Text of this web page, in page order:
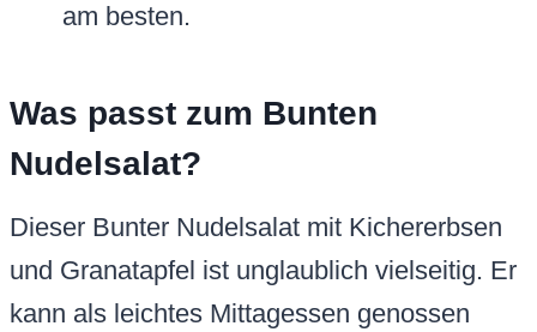
am besten.
Was passt zum Bunten
Nudelsalat?
Dieser Bunter Nudelsalat mit Kichererbsen
und Granatapfel ist unglaublich vielseitig. Er
kann als leichtes Mittagessen genossen